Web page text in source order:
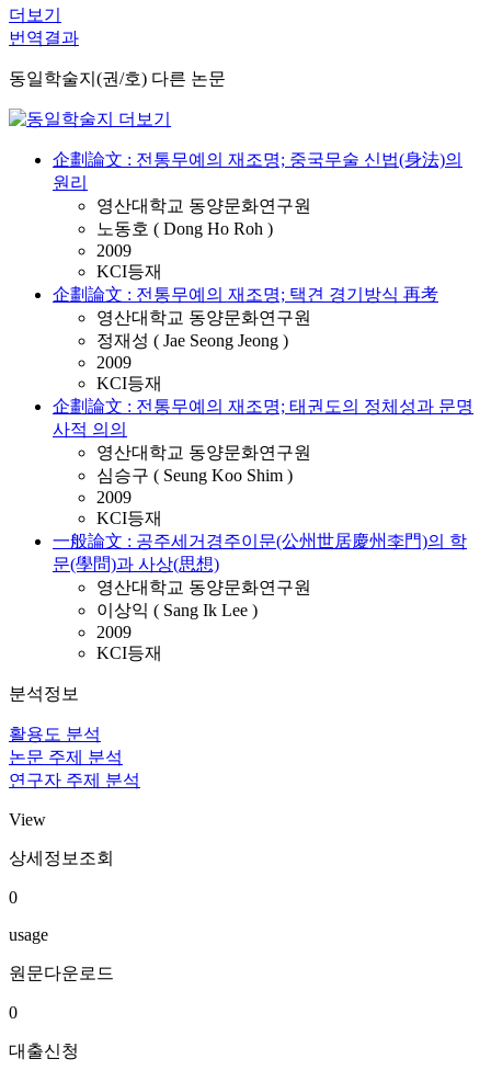
더보기
번역결과
동일학술지(권/호) 다른 논문
企劃論文 : 전통무예의 재조명; 중국무술 신법(身法)의
원리
영산대학교 동양문화연구원
노동호 ( Dong Ho Roh )
2009
KCI등재
企劃論文 : 전통무예의 재조명; 택견 경기방식 再考
영산대학교 동양문화연구원
정재성 ( Jae Seong Jeong )
2009
KCI등재
企劃論文 : 전통무예의 재조명; 태권도의 정체성과 문명
사적 의의
영산대학교 동양문화연구원
심승구 ( Seung Koo Shim )
2009
KCI등재
一般論文 : 공주세거경주이문(公州世居慶州李門)의 학
문(學問)과 사상(思想)
영산대학교 동양문화연구원
이상익 ( Sang Ik Lee )
2009
KCI등재
분석정보
활용도 분석
논문 주제 분석
연구자 주제 분석
View
상세정보조회
0
usage
원문다운로드
0
대출신청